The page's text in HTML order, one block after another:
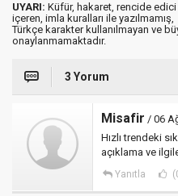
UYARI: Küfür, hakaret, rencide edici
içeren, imla kuralları ile yazılmamış,
Türkçe karakter kullanılmayan ve
onaylanmamaktadır.
3 Yorum
Misafir / 06
Hızlı trendeki
açıklama ve
Yanıtla